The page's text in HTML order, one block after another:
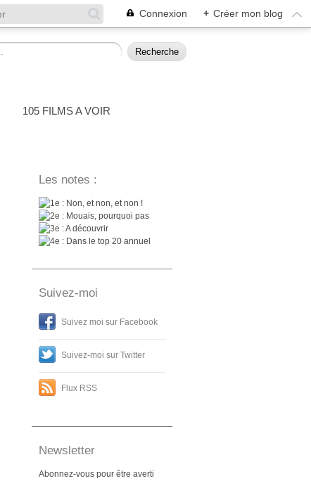
Connexion + Créer mon blog
105 FILMS A VOIR
Les notes :
: Non, et non, et non !
: Mouais, pourquoi pas
: A découvrir
: Dans le top 20 annuel
Suivez-moi
Suivez moi sur Facebook
Suivez-moi sur Twitter
Flux RSS
Newsletter
Abonnez-vous pour être averti